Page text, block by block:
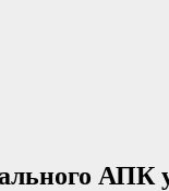
АПК